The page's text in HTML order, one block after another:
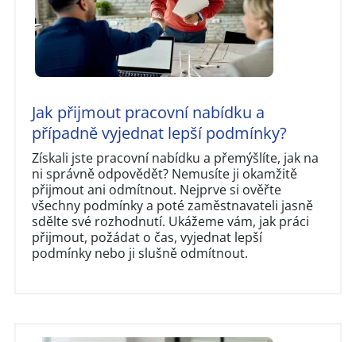
Jak přijmout pracovní nabídku a
případně vyjednat lepší podmínky?
Získali jste pracovní nabídku a přemýšlíte, jak na
ni správně odpovědět? Nemusíte ji okamžitě
přijmout ani odmítnout. Nejprve si ověřte
všechny podmínky a poté zaměstnavateli jasně
sdělte své rozhodnutí. Ukážeme vám, jak práci
přijmout, požádat o čas, vyjednat lepší
podmínky nebo ji slušně odmítnout.